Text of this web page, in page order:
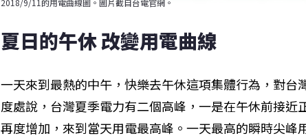
2018/9/11的用電曲線圖。圖片截自台電官網。
夏日的午休 改變用電曲線
一天來到最熱的中午，快樂去午休這項集體行為，對台
度處說，台灣夏季電力有二個高峰，一是在午休前接近
再度增加，來到當天用電最高峰。一天最高的瞬時尖峰